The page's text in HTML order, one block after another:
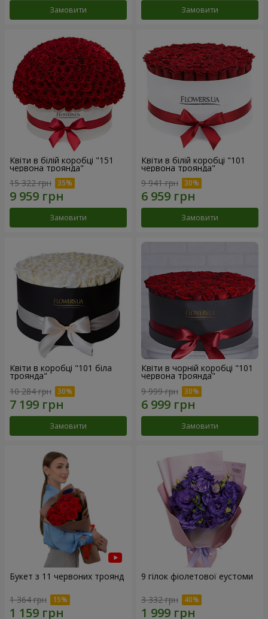
Замовити Замовити
Квіти в білій коробці "151
червона троянда"
15 322 грн
Замовити
Квіти в білій коробці "101
червона троянда"
9 941 грн
Замовити
Квіти в коробці "101 біла
троянда"
10 284 грн
Замовити
Квіти в чорній коробці "101
червона троянда"
9 999 грн
Замовити
Букет з 11 червоних троянд
1 364 грн
9 гілок фіолетової еустоми
3 332 грн